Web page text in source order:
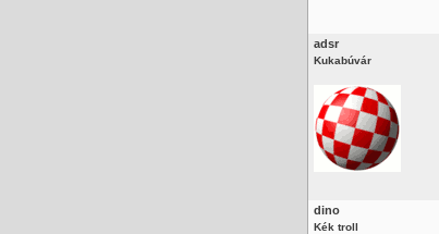
adsr
Kukabúvár
dino
Kék troll